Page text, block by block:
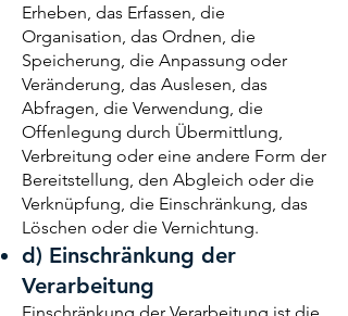
Erheben, das Erfassen, die
Organisation, das Ordnen, die
Speicherung, die Anpassung oder
Veränderung, das Auslesen, das
Abfragen, die Verwendung, die
Offenlegung durch Übermittlung,
Verbreitung oder eine andere Form der
Bereitstellung, den Abgleich oder die
Verknüpfung, die Einschränkung, das
Löschen oder die Vernichtung.
d) Einschränkung der
Verarbeitung